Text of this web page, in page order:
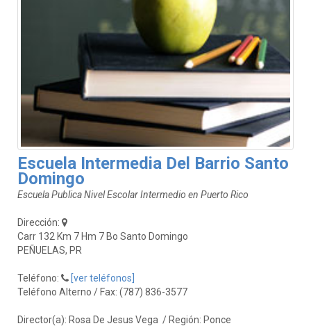
Escuela Intermedia Del Barrio Santo
Domingo
Escuela Publica Nivel Escolar Intermedio en Puerto Rico
Dirección:
Carr 132 Km 7 Hm 7 Bo Santo Domingo
PEÑUELAS, PR
Teléfono:
[ver teléfonos]
Teléfono Alterno / Fax: (787) 836-3577
Director(a): Rosa De Jesus Vega / Región: Ponce